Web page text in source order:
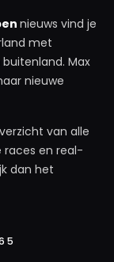
de 24u races en
dat ook
wel 😂 en ik heb
hoek komen,
nieuws vind je
met
Max
nieuwe
van alle
en real-
dan het